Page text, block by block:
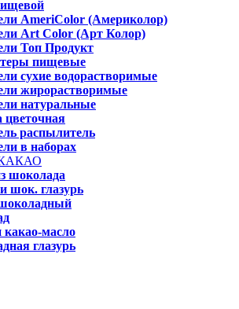
AmeriColor (Америколор)
Art Color (Арт Колор)
Топ Продукт
пищевые
сухие водорастворимые
жирорастворимые
натуральные
распылитель
в наборах
шоколада
шок. глазурь
какао-масло
глазурь